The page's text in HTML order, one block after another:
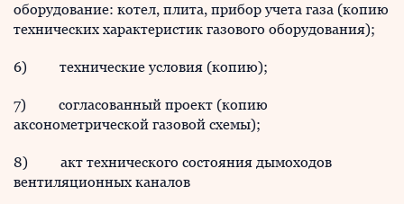
оборудование: котел, плита, прибор учета газа (копию
технических характеристик газового оборудования);
6) технические условия (копию);
7) согласованный проект (копию
аксонометрической газовой схемы);
8) акт технического состояния дымоходов
вентиляционных каналов